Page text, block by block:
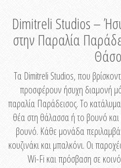
Dimitreli Studios –
στην Παραλία
Τα Dimitreli Studios, που
προσφέρουν ήσυχη διαμονή
παραλία Παράδεισος. Το κατάλυμα
θέα στη θάλασσα ή το βουνό
βουνό. Κάθε μονάδα
κουζινάκι και μπαλκόνι. Οι
Wi-Fi και πρόσβαση σε